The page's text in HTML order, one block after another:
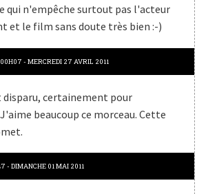
qui n'empêche surtout pas l'acteur
et le film sans doute très bien :-)
00H07 -MERCREDI 27 AVRIL 2011
disparu, certainement pour
beaucoup ce morceau. Cette
-DIMANCHE 01MAI 2011